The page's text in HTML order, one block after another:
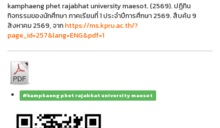
kamphaeng phet rajabhat university maesot. (2569). ปฏิทิน
กิจกรรมของนักศึกษา ภาคเรียนที่ 1 ประจำปีการศึกษา 2569. สืบค้น 9
สิงหาคม 2569, จากhttps://ms.kpru.ac.th/?
page_id=257&lang=ENG&pdf=1
#kamphaeng phet rajabhat university maesot